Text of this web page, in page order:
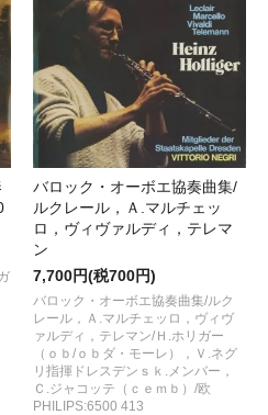
バロック・オーボエ協奏曲集/
ルクレール，Ａ.マルチェッ
ロ，ヴィヴァルディ，テレマ
ン
7,700円(税700円)
バロック・オーボエ協奏曲集/ルク
レール，Ａ.マルチェッロ，ヴィヴ
ァルディ，テレマン/Ｈ.ホリガー
（ｏｂ/ｏｂダ・モーレ），Ｖ.ネグ
リ指揮ドレスデンｓｋ.メンバー，
Ｃ.ジャコッテ（ｃｅｍｂ）/欧
PHILIPS:6500 413